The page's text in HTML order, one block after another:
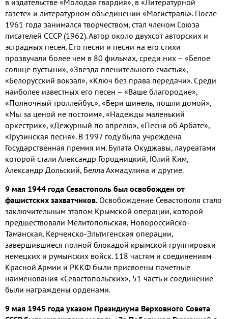
в издательстве «Молодая гвардия», в «Литературной
газете» и литературном объединении «Магистраль». После
1961 года занимался творчеством, стал членом Союза
писателей СССР (1962). Автор около двухсот авторских и
эстрадных песен. Его песни и песни на его стихи
прозвучали более чем в 80 фильмах, среди них – «Белое
солнце пустыни», «Звезда пленительного счастья»,
«Белорусский вокзал», «Ключ без права передачи». Среди
наиболее известных его песен – «Ваше благородие»,
«Полночный троллейбус», «Бери шинель, пошли домой»,
«Мы за ценой не постоим», «Надежды маленький
оркестрик», «Дежурный по апрелю», «Песня об Арбате»,
«Грузинская песня». В 1997 году была учреждена
Государственная премия им. Булата Окуджавы, лауреатами
которой стали Александр Городницкий, Юлий Ким,
Александр Дольский, Белла Ахмадулина и другие.
9 мая 1944 года Севастополь был освобожден от
фашистских захватчиков.Освобождение Севастополя стало
заключительным этапом Крымской операции, которой
предшествовали Мелитопольская, Новороссийско-
Таманская, Керченско-Эльтигенская операции,
завершившиеся полной блокадой крымской группировки
немецких и румынских войск. 118 частям и соединениям
Красной Армии и РККФ были присвоены почетные
наименования «Севастопольских», 51 часть и соединение
были награждены орденами.
9 мая 1945 года указом Президиума Верховного Совета